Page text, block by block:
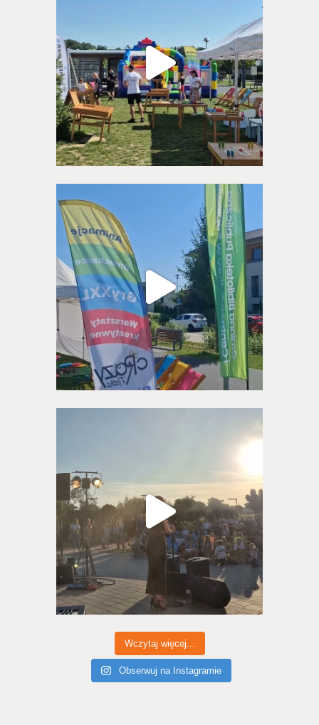
Wczytaj więcej...
Obserwuj na Instagramie